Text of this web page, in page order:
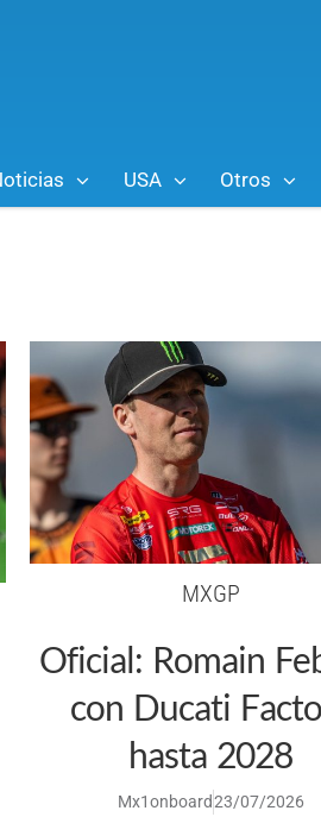
USA Otros
MXGP
Oficial: Romain
con Ducati
hasta 2028
Mx1onboard23/07/2026